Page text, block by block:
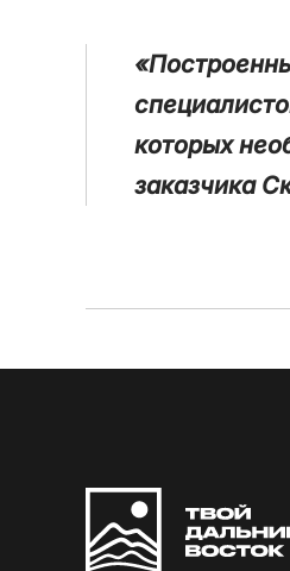
которых
заказчика